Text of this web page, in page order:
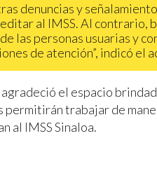
denuncias y
al IMSS. Al contrario,
las personas usuarias y
de atención”, indicó el
el espacio
permitirán trabajar de
al IMSS Sinaloa.